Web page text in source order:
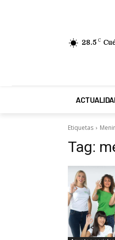
28.5 C
Etiquetas
Tag: